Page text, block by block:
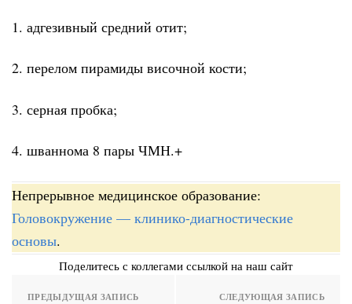
1. адгезивный средний отит;
2. перелом пирамиды височной кости;
3. серная пробка;
4. шваннома 8 пары ЧМН.+
Непрерывное медицинское образование:
Головокружение — клинико-диагностические
основы.
Поделитесь с коллегами ссылкой на наш сайт
ПРЕДЫДУЩАЯ ЗАПИСЬ СЛЕДУЮЩАЯ ЗАПИСЬ